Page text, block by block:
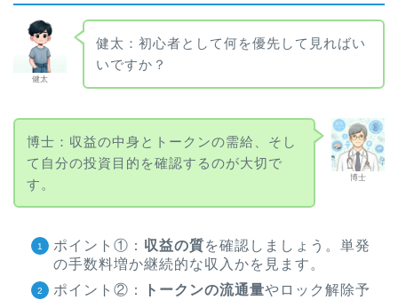
健太
健太：初心者として何を優先して見ればい
いですか？
博士
博士：収益の中身とトークンの需給、そし
て自分の投資目的を確認するのが大切で
す。
ポイント①： 収益の質を確認しましょう。単発
の手数料増か継続的な収入かを見ます。
ポイント②：
トークンの流通量やロック解除予